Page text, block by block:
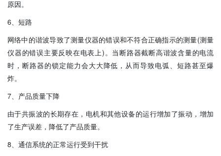
原因。
6、短路
网络中的谐波导致了测量仪器的错误和不符合正确指示的测量(测量
仪器的错误主要反映在电表上)。当断路器截断高谐波含量的电流
时，断路器的锁定能力会大大降低，从而导致电弧、短路甚至爆
炸。
7、产品质量下降
由于共振波的长期存在，电机和其他设备的运行增加了振动，增加
了生产误差，降低了产品质量。
8、通信系统的正常运行受到干扰